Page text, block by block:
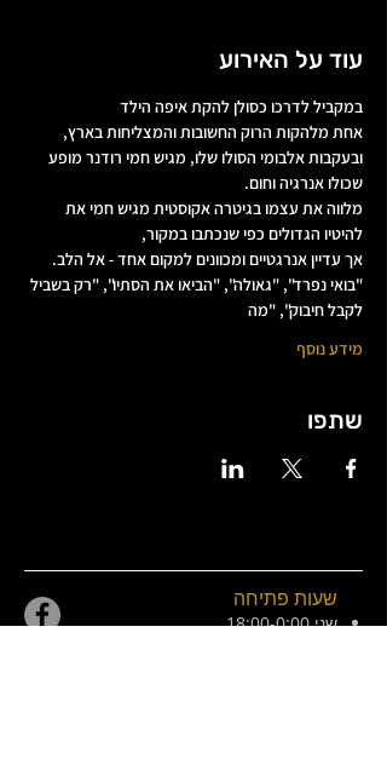
עוד על האירוע
במקביל לדרכו כסולן להקת איפה הילד
אחת מלהקות הרוק החשובות והמצליחות בארץ,
ובעקבות אלבומי הסולו שלו, מגיש חמי רודנר מופע
שכולו אנרגיה וחום.
מלווה את עצמו בגיטרה אקוסטית מגיש חמי את
להיטיו הגדולים כפי שנכתבו במקור,
אך עדיין אנרגטיים ומכוונים למקום אחד - אל הלב.
"בואי נפרד", "גאולה", "הביאו את הסתיו", "רק בשביל
לקבל חיבוק", "מה
מידע נוסף
שתפו
שעות פתיחה
שני 18:00-0:00